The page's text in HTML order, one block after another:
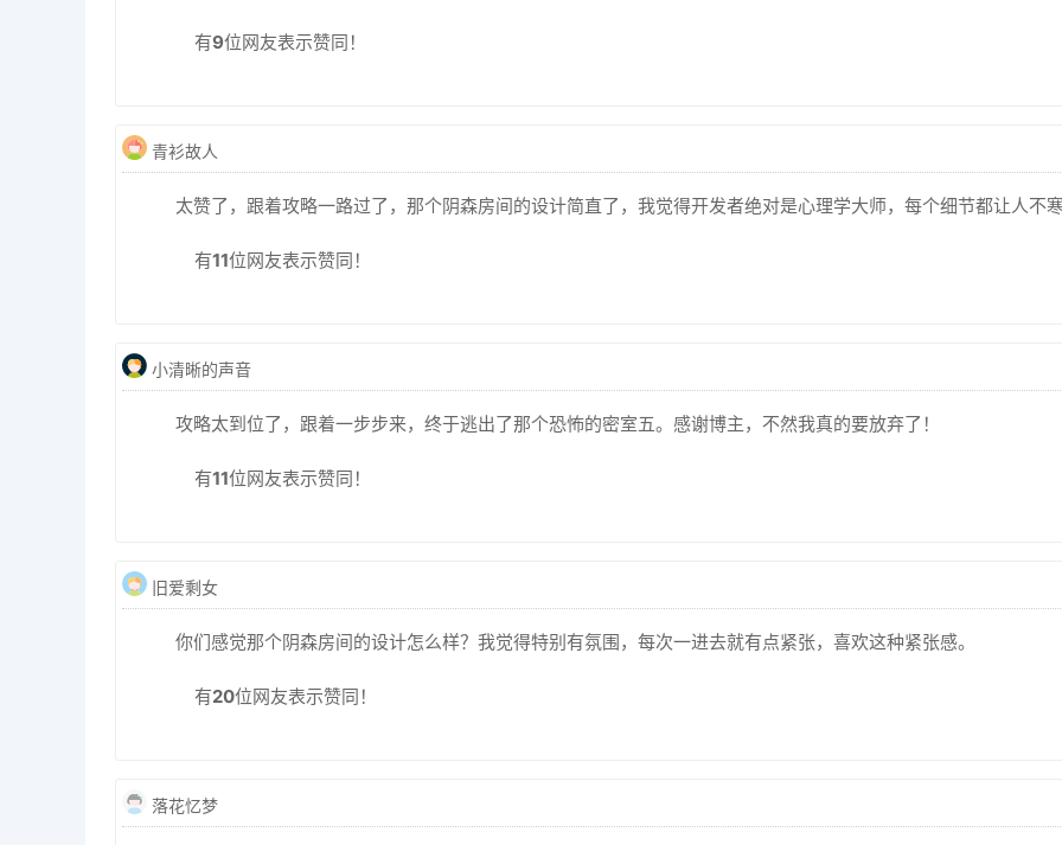
有9位网友表示赞同！
青衫故人
太赞了，跟着攻略一路过了，那个阴森房间的设计简直了，我觉得开发者绝对是心理学大师，每个细节都让人不
有11位网友表示赞同！
小清晰的声音
攻略太到位了，跟着一步步来，终于逃出了那个恐怖的密室五。感谢博主，不然我真的要放弃了！
有11位网友表示赞同！
旧爱剩女
你们感觉那个阴森房间的设计怎么样？我觉得特别有氛围，每次一进去就有点紧张，喜欢这种紧张感。
有20位网友表示赞同！
落花忆梦